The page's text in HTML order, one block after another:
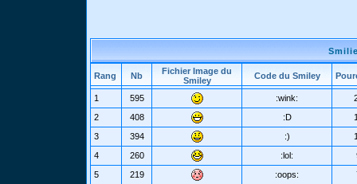
Rang Nb
Fichier Image du
Smiley
Code du Smiley
1 595 :wink:
2
408 :D
3
394 :)
4
260 :lol:
5
219 :oops: